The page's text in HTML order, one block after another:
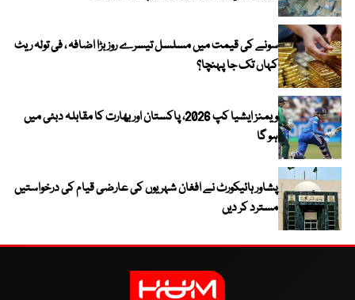
سونے کی قیمت میں مسلسل تیسرے روز بڑا اضافہ ، فی تولہ ریٹ
کہاں تک جا پہنچا؟
ویمنز ایشیا کپ 2026، پاکستان اور بھارت کا مقابلہ دبئی میں
ہو گا
پشاور ہائیکورٹ نے افغان شہریوں کی عارضی قیام کی درخواستیں
مسترد کر دیں